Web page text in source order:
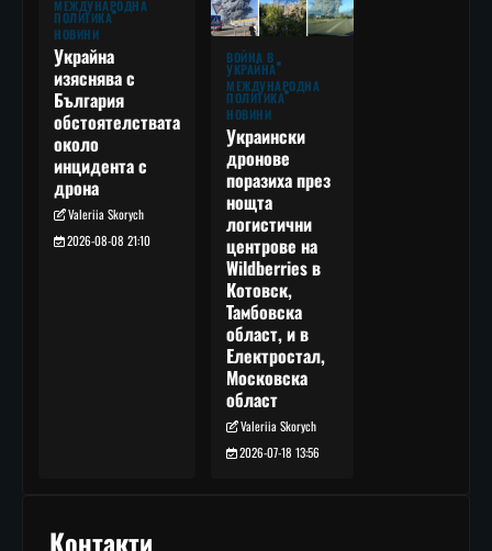
МЕЖДУНАРОДНА
ПОЛИТИКА
НОВИНИ
Украйна
изяснява с
България
обстоятелствата
около
инцидента с
дрона
Valeriia Skorych
2026-08-08 21:10
ВОЙНА В
УКРАЙНА
МЕЖДУНАРОДНА
ПОЛИТИКА
НОВИНИ
Украински
дронове
поразиха през
нощта
логистични
центрове на
Wildberries в
Котовск,
Тамбовска
област, и в
Електростал,
Московска
област
Valeriia Skorych
2026-07-18 13:56
Контакти